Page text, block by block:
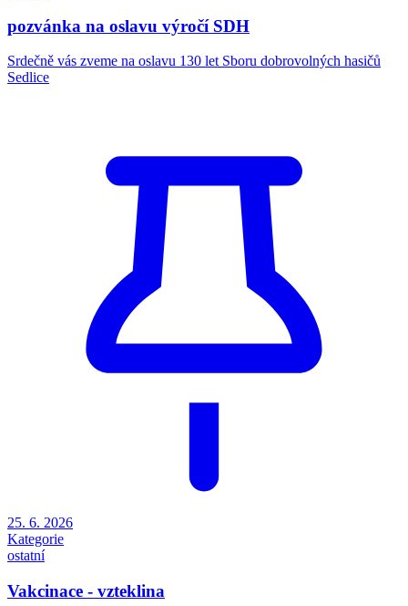
pozvánka na oslavu výročí SDH
Srdečně vás zveme na oslavu 130 let Sboru dobrovolných hasičů
Sedlice
25. 6. 2026
Kategorie
ostatní
Vakcinace - vzteklina